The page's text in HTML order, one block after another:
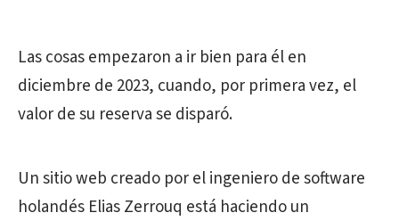
Las cosas empezaron a ir bien para él en
diciembre de 2023, cuando, por primera vez, el
valor de su reserva se disparó.
Un sitio web creado por el ingeniero de software
holandés Elias Zerrouq está haciendo un